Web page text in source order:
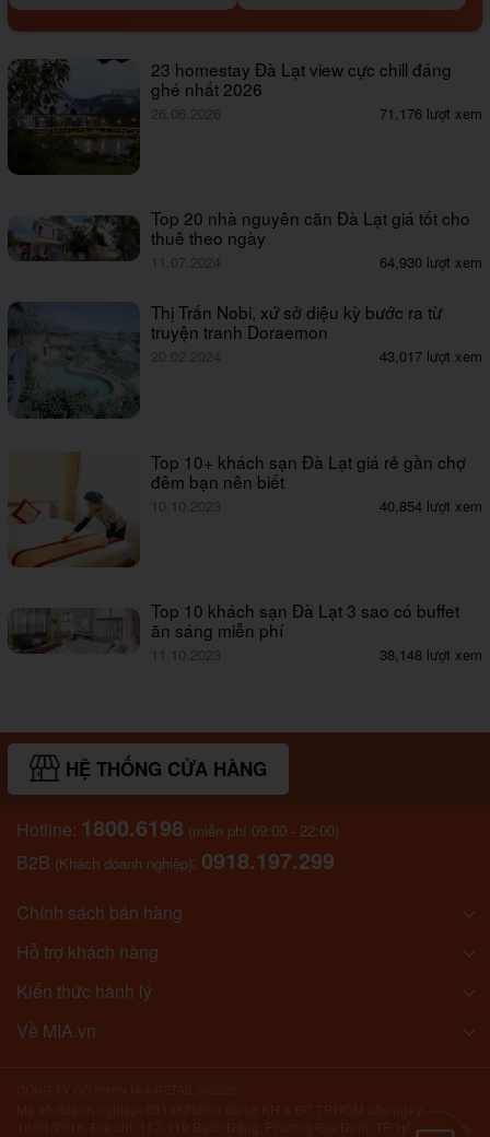
23 homestay Đà Lạt view cực chill đáng
ghé nhất 2026
26.06.2026 71,176 lượt xem
Top 20 nhà nguyên căn Đà Lạt giá tốt cho
thuê theo ngày
11.07.2024 64,930 lượt xem
Thị Trấn Nobi, xứ sở diệu kỳ bước ra từ
truyện tranh Doraemon
20.02.2024 43,017 lượt xem
Top 10+ khách sạn Đà Lạt giá rẻ gần chợ
đêm bạn nên biết
40,854 lượt xem
Top 10 khách sạn Đà Lạt 3 sao có buffet
ăn sáng miễn phí
38,148 lượt xem
HỆ THỐNG CỬA HÀNG
Hotline: 1800.6198 (miễn phí 09:00 - 22:00)
B2B (Khách doanh nghiệp): 0918.197.299
Chính sách bán hàng
Hỗ trợ khách hàng
Kiến thức hành lý
Về MIA.vn
10/01/2018. Địa chỉ: 117-119 Bạch Đằng, Phường Gia Định, TP. Hồ Chí Minh,